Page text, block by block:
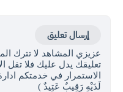
إرسال تعليق
عزيزي المشاهد لا تترك
تعليقك يدل عليك فلا تقل
الاستمرار في خدمتكم
لَدَيْهِ رَقِيبٌ عَتِيدٌ )